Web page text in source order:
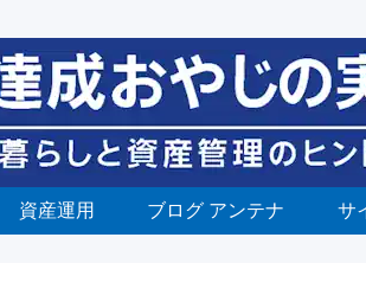
資産運用 ブログ アンテナ サ